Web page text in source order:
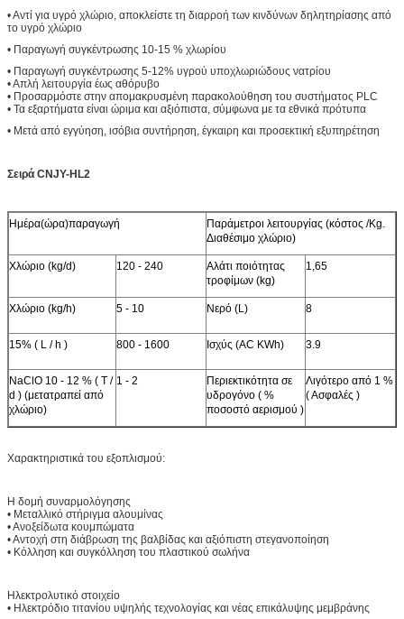
• Αντί για υγρό χλώριο, αποκλείστε τη διαρροή των κινδύνων δηλητηρίασης από
το υγρό χλώριο
• Παραγωγή συγκέντρωσης 10-15 % χλωρίου
• Παραγωγή συγκέντρωσης 5-12% υγρού υποχλωριώδους νατρίου
• Απλή λειτουργία έως αθόρυβο
• Προσαρμόστε στην απομακρυσμένη παρακολούθηση του συστήματος PLC
• Τα εξαρτήματα είναι ώριμα και αξιόπιστα, σύμφωνα με τα εθνικά πρότυπα
• Μετά από εγγύηση, ισόβια συντήρηση, έγκαιρη και προσεκτική εξυπηρέτηση
Σειρά CNJY-HL2
Ημέρα(ώρα)παραγωγή
Παράμετροι λειτουργίας (κόστος /Kg.
Διαθέσιμο χλώριο)
Χλώριο (kg/d) 120 - 240
Αλάτι ποιότητας
τροφίμων (kg)
1,65
Χλώριο (kg/h) 5 - 10 Νερό (L) 8
15% ( L / h ) 800 - 1600 Ισχύς (AC KWh) 3.9
NaClO 10 - 12 % ( T /
d ) (μετατραπεί από
χλώριο)
1 - 2
Περιεκτικότητα σε
υδρογόνο ( %
ποσοστό αερισμού )
Λιγότερο από 1 %
( Ασφαλές )
Χαρακτηριστικά του εξοπλισμού:
Η δομή συναρμολόγησης
• Μεταλλικό στήριγμα αλουμίνας
• Ανοξείδωτα κουμπώματα
• Αντοχή στη διάβρωση της βαλβίδας και αξιόπιστη στεγανοποίηση
• Κόλληση και συγκόλληση του πλαστικού σωλήνα
Ηλεκτρολυτικό στοιχείο
• Ηλεκτρόδιο τιτανίου υψηλής τεχνολογίας και νέας επικάλυψης μεμβράνης